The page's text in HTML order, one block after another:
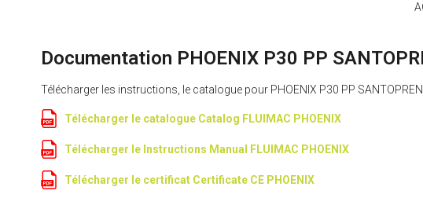
Documentation PHOENIX P30 PP
Télécharger les instructions, le catalogue pour PHOENIX P30 PP
Télécharger le catalogue Catalog FLUIMAC PHOENIX
Télécharger le Instructions Manual FLUIMAC PHOENIX
Télécharger le certificat Certificate CE PHOENIX